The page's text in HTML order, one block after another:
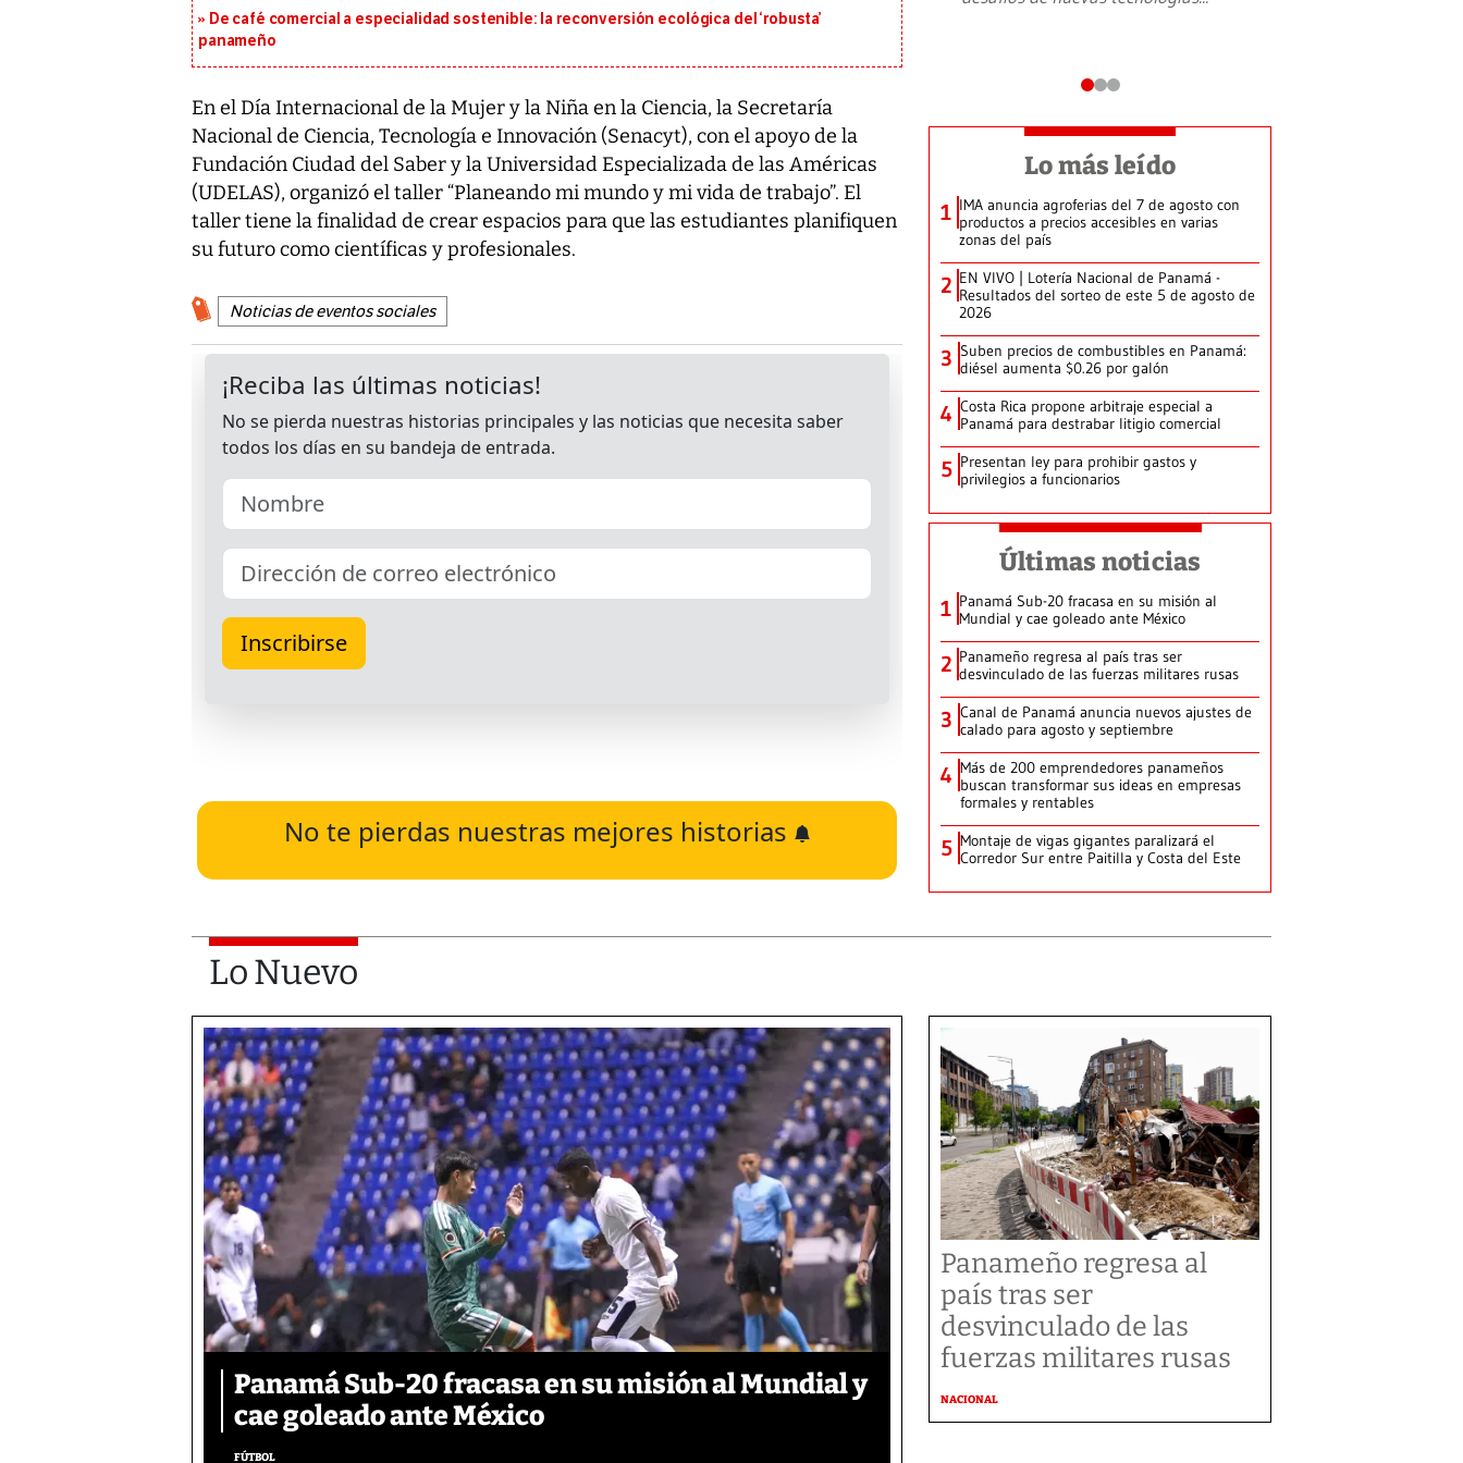
De café comercial a especialidad sostenible: la reconversión ecológica del ‘robusta’
panameño
En el Día Internacional de la Mujer y la Niña en la Ciencia, la Secretaría
Nacional de Ciencia, Tecnología e Innovación (Senacyt), con el apoyo de la
Fundación Ciudad del Saber y la Universidad Especializada de las Américas
(UDELAS), organizó el taller “Planeando mi mundo y mi vida de trabajo”. El
taller tiene la finalidad de crear espacios para que las estudiantes planifiquen
su futuro como científicas y profesionales.
Noticias de eventos sociales
No te pierdas nuestras mejores historias
Lo más leído
1 IMA anuncia agroferias del 7 de agosto con
productos a precios accesibles en varias
zonas del país
2 EN VIVO | Lotería Nacional de Panamá -
Resultados del sorteo de este 5 de agosto de
2026
3 Suben precios de combustibles en Panamá:
diésel aumenta $0.26 por galón
4 Costa Rica propone arbitraje especial a
Panamá para destrabar litigio comercial
5 Presentan ley para prohibir gastos y
privilegios a funcionarios
Últimas noticias
1 Panamá Sub-20 fracasa en su misión al
Mundial y cae goleado ante México
2 Panameño regresa al país tras ser
desvinculado de las fuerzas militares rusas
3 Canal de Panamá anuncia nuevos ajustes de
calado para agosto y septiembre
4 Más de 200 emprendedores panameños
buscan transformar sus ideas en empresas
formales y rentables
5 Montaje de vigas gigantes paralizará el
Corredor Sur entre Paitilla y Costa del Este
Lo Nuevo
Panamá Sub-20 fracasa en su misión al Mundial y
cae goleado ante México
FÚTBOL
Panameño regresa al
país tras ser
desvinculado de las
fuerzas militares rusas
NACIONAL